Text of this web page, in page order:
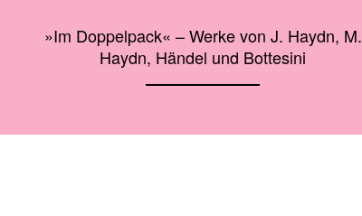
»Im Doppelpack« – Werke von J. Haydn, M.
Haydn, Händel und Bottesini